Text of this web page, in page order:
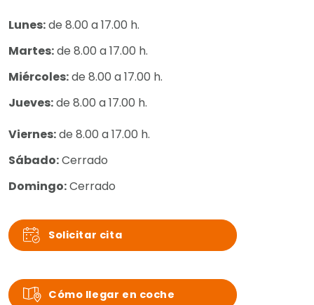
Lunes:de 8.00 a 17.00 h.
Martes:de 8.00 a 17.00 h.
Miércoles:de 8.00 a 17.00 h.
Jueves:de 8.00 a 17.00 h.
Viernes:de 8.00 a 17.00 h.
Sábado:Cerrado
Domingo:Cerrado
Solicitar cita
Cómo llegar en coche